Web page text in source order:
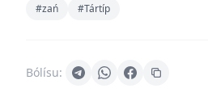
#zań #Tártíp
Bólísu: